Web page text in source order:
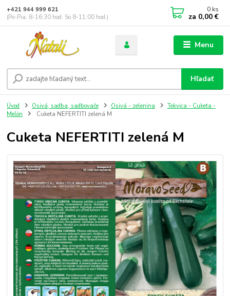
Menu
Hľadať
+421 944 999 621
(Po-Pia, 8-16:30 hod. So 8-11:00 hod.)
0 ks
za 0,00 €
Úvod Osivá, sadba, sadbovače Osivá - zelenina
Tekvica - Cuketa -
Melón
Cuketa NEFERTITI zelená M
Cuketa NEFERTITI zelená M